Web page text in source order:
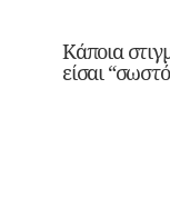
Κάποια
είσαι